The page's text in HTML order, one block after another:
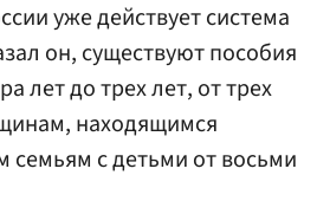
уже действует система
он, существуют пособия
лет до трех лет, от трех
находящимся
с детьми от восьми